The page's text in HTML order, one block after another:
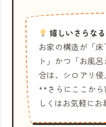
嬉しいさらな
お家の構造が「
ト」かつ「お風
合は、シロアリ侵
**さらにここか
しくはお気軽にお